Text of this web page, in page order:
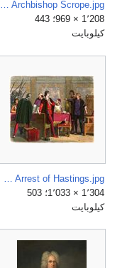
A Chronicle of England - Page 353 - Gascoigne Refuses to Sentence Archbishop Scrope.jpg
1٬208 × 969؛ 443
كيلوبايت
1٬304 × 1٬033؛ 503
كيلوبايت